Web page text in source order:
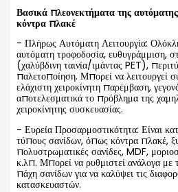
Βασικά πλεονεκτήματα της
κόντρα πλακέ
- Πλήρως Αυτόματη Λειτουργία:
αυτόματη τροφοδοσία, ευθυγράμμιση,
(χαλύβδινη ταινία/ιμάντας PET),
παλετοποίηση. Μπορεί να λειτουργεί
ελάχιστη χειροκίνητη παρέμβαση,
αποτελεσματικά το πρόβλημα της
χειροκίνητης συσκευασίας.
- Ευρεία Προσαρμοστικότητα: Είναι
τύπους σανίδων, όπως κόντρα πλακέ,
πολυστρωματικές σανίδες, MDF,
κ.λπ. Μπορεί να ρυθμιστεί ανάλογα με
πάχη σανίδων για να καλύψει τις
κατασκευαστών.